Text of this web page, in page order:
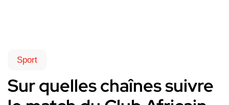
Sport
Sur quelles chaînes suivre